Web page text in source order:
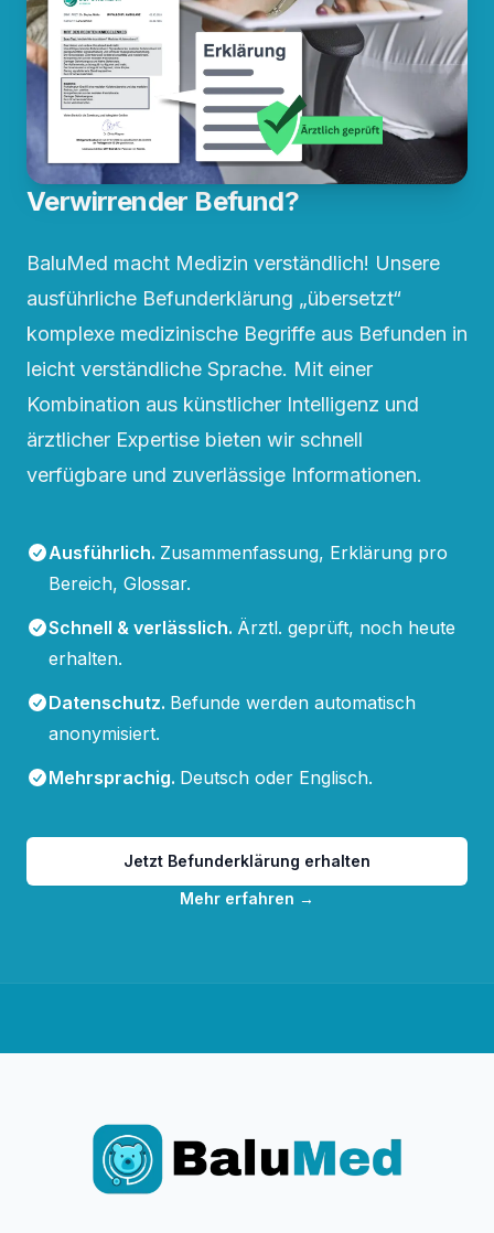
Verwirrender Befund?
BaluMed macht Medizin verständlich! Unsere
ausführliche Befunderklärung „übersetzt“
komplexe medizinische Begriffe aus Befunden in
leicht verständliche Sprache. Mit einer
Kombination aus künstlicher Intelligenz und
ärztlicher Expertise bieten wir schnell
verfügbare und zuverlässige Informationen.
Ausführlich. Zusammenfassung, Erklärung pro
Bereich, Glossar.
Schnell & verlässlich. Ärztl. geprüft, noch heute
erhalten.
Datenschutz. Befunde werden automatisch
anonymisiert.
Mehrsprachig. Deutsch oder Englisch.
Jetzt Befunderklärung erhalten
Mehr erfahren →